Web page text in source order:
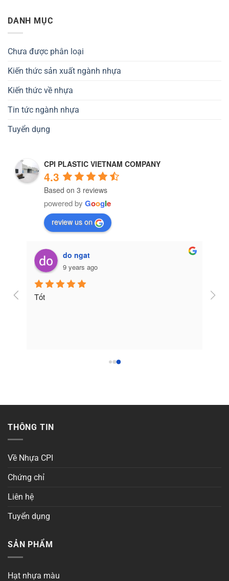
DANH MỤC
Chưa được phân loại
Kiến thức sản xuất ngành nhựa
Kiến thức về nhựa
Tin tức ngành nhựa
Tuyển dụng
CPI PLASTIC VIETNAM COMPANY
4.3
Based on 3 reviews
powered by Google
review us on
do ngat
9 years ago
Tốt
THÔNG TIN
Về Nhựa CPI
Chứng chỉ
Liên hệ
Tuyển dụng
SẢN PHẨM
Hạt nhựa màu